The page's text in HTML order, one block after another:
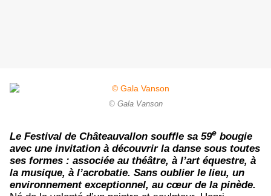
© Gala Vanson
Le Festival de Châteauvallon souffle sa 59e bougie
avec une invitation à découvrir la danse sous toutes
ses formes : associée au théâtre, à l’art équestre, à
la musique, à l’acrobatie. Sans oublier le lieu, un
environnement exceptionnel, au cœur de la pinède.